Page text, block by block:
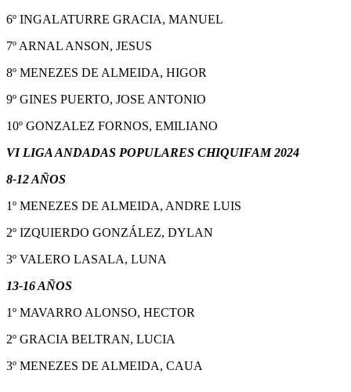
6º INGALATURRE GRACIA, MANUEL
7º ARNAL ANSON, JESUS
8º MENEZES DE ALMEIDA, HIGOR
9º GINES PUERTO, JOSE ANTONIO
10º GONZALEZ FORNOS, EMILIANO
VI LIGA ANDADAS POPULARES CHIQUIFAM 2024
8-12 AÑOS
1º MENEZES DE ALMEIDA, ANDRE LUIS
2º IZQUIERDO GONZÁLEZ, DYLAN
3º VALERO LASALA, LUNA
13-16 AÑOS
1º MAVARRO ALONSO, HECTOR
2º GRACIA BELTRAN, LUCIA
3º MENEZES DE ALMEIDA, CAUA